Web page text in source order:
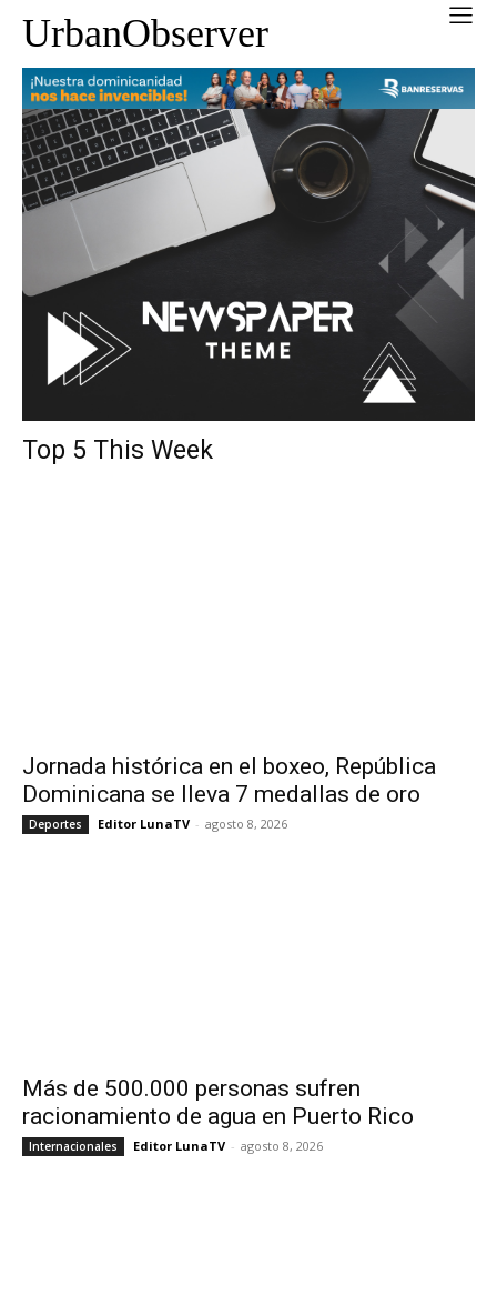
UrbanObserver
Top 5 This Week
Jornada histórica en el boxeo, República
Dominicana se lleva 7 medallas de oro
Deportes Editor LunaTV - agosto 8, 2026
Más de 500.000 personas sufren
racionamiento de agua en Puerto Rico
Internacionales Editor LunaTV - agosto 8, 2026